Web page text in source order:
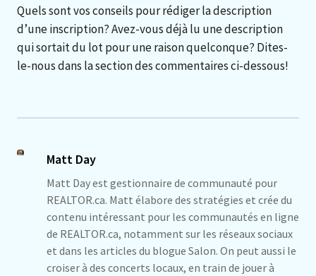
Quels sont vos conseils pour rédiger la description
d’une inscription? Avez-vous déjà lu une description
qui sortait du lot pour une raison quelconque? Dites-
le-nous dans la section des commentaires ci-dessous!
Matt Day
Matt Day est gestionnaire de communauté pour
REALTOR.ca. Matt élabore des stratégies et crée du
contenu intéressant pour les communautés en ligne
de REALTOR.ca, notamment sur les réseaux sociaux
et dans les articles du blogue Salon. On peut aussi le
croiser à des concerts locaux, en train de jouer à